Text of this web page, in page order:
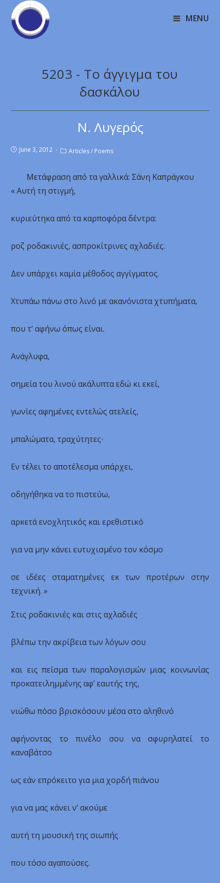
MENU
5203 - Το άγγιγμα του
δασκάλου
Ν. Λυγερός
June 3, 2012 Articles / Poems
Μετάφραση από τα γαλλικά: Σάνη Καπράγκου
« Αυτή τη στιγμή,
κυριεύτηκα από τα καρποφόρα δέντρα:
ροζ ροδακινιές, ασπροκίτρινες αχλαδιές.
Δεν υπάρχει καμία μέθοδος αγγίγματος.
Χτυπάω πάνω στο λινό με ακανόνιστα χτυπήματα,
που τ’ αφήνω όπως είναι.
Ανάγλυφα,
σημεία του λινού ακάλυπτα εδώ κι εκεί,
γωνίες αφημένες εντελώς ατελείς,
μπαλώματα, τραχύτητες∙
Εν τέλει το αποτέλεσμα υπάρχει,
οδηγήθηκα να το πιστεύω,
αρκετά ενοχλητικός και ερεθιστικό
για να μην κάνει ευτυχισμένο τον κόσμο
σε ιδέες σταματημένες εκ των προτέρων στην
τεχνική. »
Στις ροδακινιές και στις αχλαδιές
βλέπω την ακρίβεια των λόγων σου
και εις πείσμα των παραλογισμών μιας κοινωνίας
προκατειλημμένης αφ’ εαυτής της,
νιώθω πόσο βρισκόσουν μέσα στο αληθινό
αφήνοντας το πινέλο σου να σφυρηλατεί το
καναβάτσο
ως εάν επρόκειτο για μια χορδή πιάνου
για να μας κάνει ν’ ακούμε
αυτή τη μουσική της σιωπής
που τόσο αγαπούσες.